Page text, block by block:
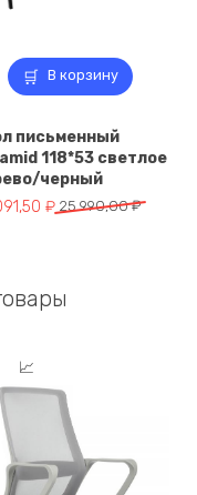
В корзину
письменный
118*53 светлое
черный
25 990,00₽
₽.
₽